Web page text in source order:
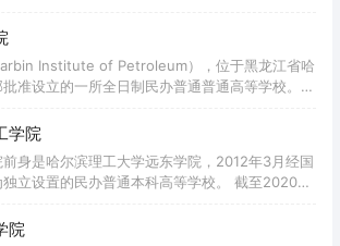
府批准与哈尔滨商业大学合作办学，更名为“哈尔
”。同年10月，经教育部确认为本科独立学院。
准转设为民办普通本科高等学校，更名为“哈尔
年2月，学校占地面积45.72万平方米，建筑
Institute of Petroleum），位于黑龙江省哈
准设立的一所全日制民办普通普通高等学校。
为东北石油大学，大庆石油学院华瑞学院随之更
瑞学院。2012年4月，经国家教育部审核批准，东
设为哈尔滨石油学院，同时撤销东北石油大学华
2020年12月，学校总占地面积89万平方米，教
学院
身是哈尔滨理工大学远东学院，2012年3月经国
立设置的民办普通本科高等学校。 截至2020年
万平方米。 现设有机器人工程学院、机电与汽
院